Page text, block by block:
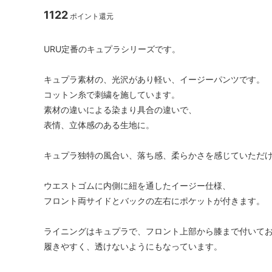
1122 ポイント還元
URU定番のキュプラシリーズです。
キュプラ素材の、光沢があり軽い、イージーパンツです。
コットン糸で刺繍を施しています。
素材の違いによる染まり具合の違いで、
表情、立体感のある生地に。
キュプラ独特の風合い、落ち感、柔らかさを感じていただけ
ウエストゴムに内側に紐を通したイージー仕様、
フロント両サイドとバックの左右にポケットが付きます。
ライニングはキュプラで、フロント上部から膝まで付いてお
履きやすく、透けないようにもなっています。